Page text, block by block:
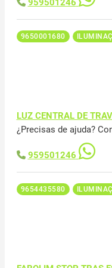
9650001680
LUZ CENTRAL DE
¿Precisas de ajuda?
959501246
9654435580